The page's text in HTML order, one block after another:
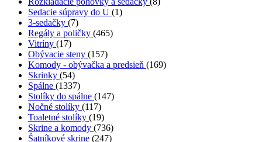
Sedacie súpravy do U (1)
3-sedačky (7)
Regály a poličky (465)
Vitríny (17)
Obývacie steny (157)
Komody - obývačka a predsieň (169)
Skrinky (54)
Spálne (1337)
Stolíky do spálne (147)
Nočné stolíky (117)
Toaletné stolíky (19)
Skrine a komody (736)
Šatníkové skrine (247)